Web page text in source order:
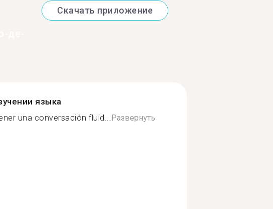
Скачать приложение
языка
una conversación fluid... Развернуть